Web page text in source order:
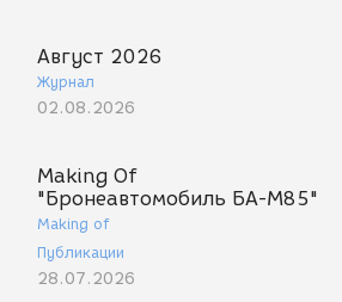
Август 2026
Журнал
02.08.2026
Making Of
"Бронеавтомобиль БА-М85"
Making of
Публикации
28.07.2026